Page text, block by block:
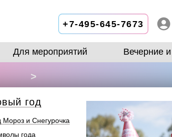
+7-495-645-7673
Вечерние
Для мероприятий
>
год
Мороз и Снегурочка
года